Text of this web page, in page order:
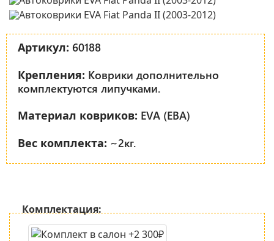
Артикул: 60188
Крепления: Коврики дополнительно
комплектуются липучками.
Материал ковриков: EVA (ЕВА)
Вес комплекта: ~2кг.
Комплектация: